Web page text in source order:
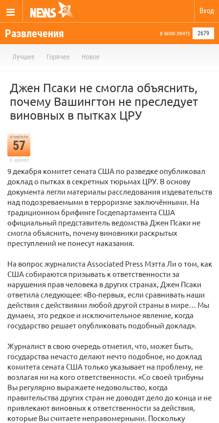
Вход
Развлечения в мою ленту 2679
Лучшее Горячее Новое
Джен Псаки не смогла объяснить,
почему Вашингтон не преследует
виновных в пытках ЦРУ
отметили
57
в архиве
9 декабря комитет сената США по разведке опубликовал
доклад о пытках в секретных тюрьмах ЦРУ. В основу
документа легли материалы расследования издевательств
над подозреваемыми в терроризме заключёнными. На
традиционном брифинге Госдепартамента США
официальный представитель ведомства Джен Псаки не
смогла объяснить, почему виновники раскрытых
преступлений не понесут наказания.
На вопрос журналиста Associated Press Мэтта Ли о том, как
США собираются призывать к ответственности за
нарушения прав человека в других странах, Джен Псаки
ответила следующее: «Во-первых, если сравнивать наши
действия с действиями любой другой страны в мире… Мы
думаем, это редкое и исключительное явление, когда
государство решает опубликовать подобный доклад».
Журналист в свою очередь отметил, что, может быть,
государства нечасто делают нечто подобное, но доклад
комитета сената США только указывает на проблему, не
возлагая ни на кого ответственности. «Со своей трибуны
Вы регулярно выражаете недовольство, когда
правительства других стран не доводят дело до конца и не
привлекают виновных к ответственности за действия,
которые Вы считаете неправомерными. Поскольку